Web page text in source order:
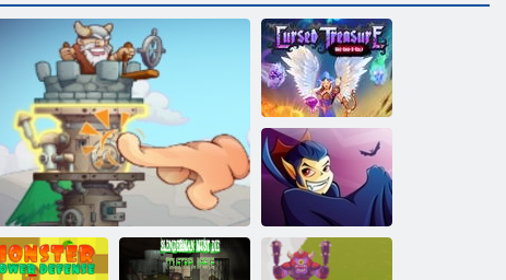
呪われた宝物
1½